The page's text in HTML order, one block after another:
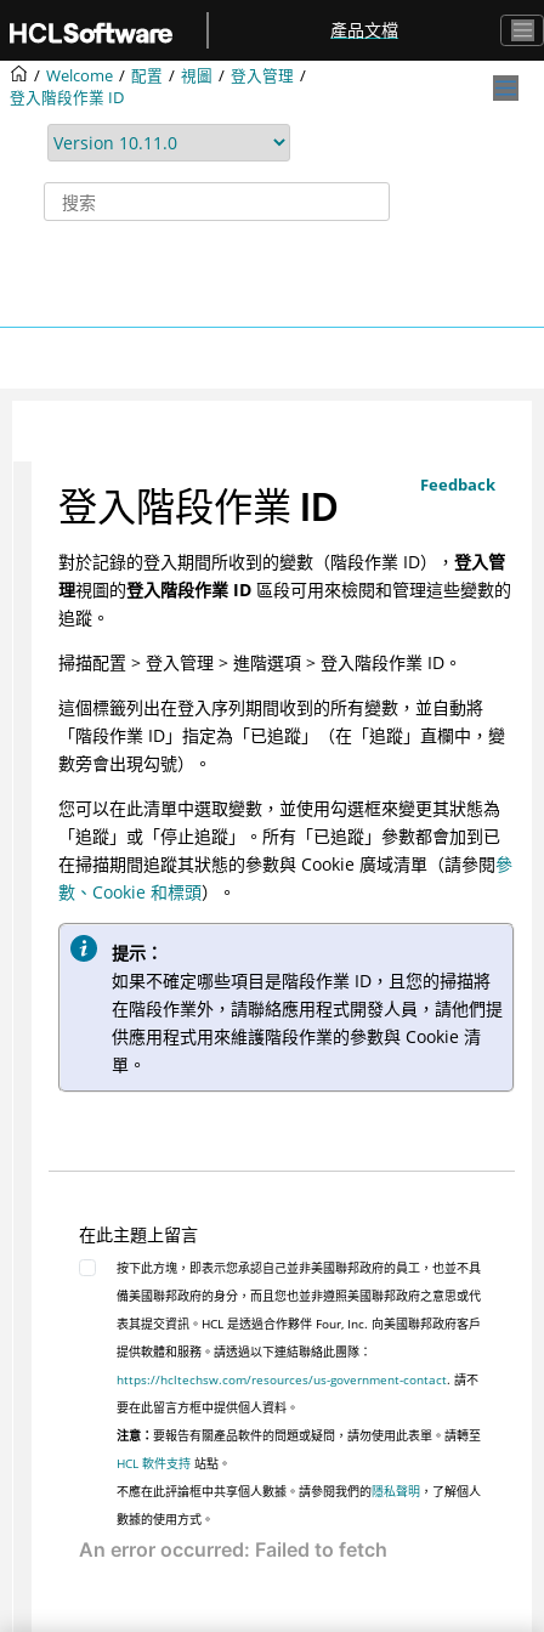
產品文檔
Welcome 配置 視圖
登入管理
登入階段作業 ID
Feedback
登入階段作業 ID
對於記錄的登入期間所收到的變數（階段作業 ID）， 登入管
理視圖的登入階段作業 ID區段可用來檢閱和管理這些變數的
追蹤。
掃描配置 > 登入管理 > 進階選項 > 登入階段作業 ID。
這個標籤列出在登入序列期間收到的所有變數，並自動將
「階段作業 ID」指定為「已追蹤」（在「追蹤」直欄中，變
數旁會出現勾號）。
您可以在此清單中選取變數，並使用勾選框來變更其狀態為
「追蹤」或「停止追蹤」。所有「已追蹤」參數都會加到已
在掃描期間追蹤其狀態的參數與 Cookie 廣域清單（請參閱參
數、Cookie 和標頭）。
提示：
如果不確定哪些項目是階段作業 ID，且您的掃描將
在階段作業外，請聯絡應用程式開發人員，請他們提
供應用程式用來維護階段作業的參數與 Cookie 清
單。
在此主題上留言
按下此方塊，即表示您承認自己並非美國聯邦政府的員工，也並不具
備美國聯邦政府的身分，而且您也並非遵照美國聯邦政府之意思或代
表其提交資訊。HCL 是透過合作夥伴 Four, Inc. 向美國聯邦政府客戶
提供軟體和服務。請透過以下連結聯絡此團隊：
https://hcltechsw.com/resources/us-government-contact. 請不
要在此留言方框中提供個人資料。
注意： 要報告有關產品軟件的問題或疑問，請勿使用此表單。請轉至
HCL 軟件支持站點。
不應在此評論框中共享個人數據。請參閱我們的隱私聲明 ，了解個人
數據的使用方式。